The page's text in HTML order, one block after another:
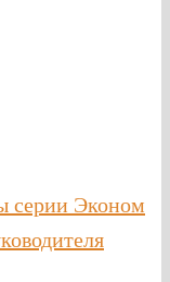
серии Эконом